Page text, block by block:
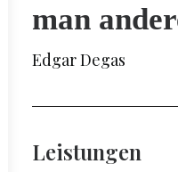
man
Edgar Degas
Leistungen